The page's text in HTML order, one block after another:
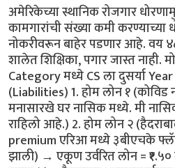
अमेरिकेच्या स्थानिक रोजगार
कामगारांची संख्या कमी
नोकरीवरून बाहेर पडणार आहे. वय
शालेत शिक्षिका, पगार जास्त नाही.
Category मध्ये CS ला दुसर्या Year
(Liabilities) 1. होम लोन १
मनासारखे घर नासिक मध्ये. मी
राहिलो आहे.) 2. होम लोन २
premium एरिआ मध्ये ३बीएचके
झाली) → एकूण उर्वरित लोन =